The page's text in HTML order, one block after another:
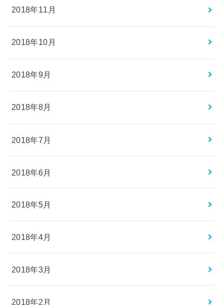
2018年11月
2018年10月
2018年9月
2018年8月
2018年7月
2018年6月
2018年5月
2018年4月
2018年3月
2018年2月